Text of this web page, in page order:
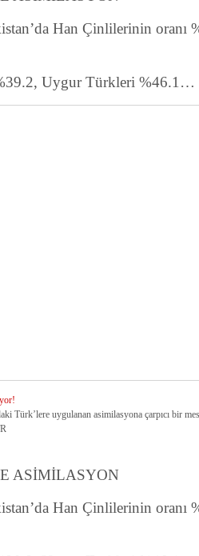
Han Çinlilerinin
Uygur Türkleri %46.1…
Türk’lere uygulanan asimilasyona çarpıcı bir
ASİMİLASYON
Han Çinlilerinin